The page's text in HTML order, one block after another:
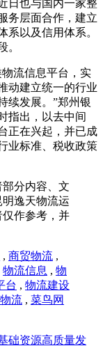
日也与国内一家整
务层面合作，建立
系以及信用体系。
。
流信息平台，实
动建立统一的行业
续发展。”郑州银
指出，以去中间
正在兴起，并已成
业标准、税收政策
分内容、文
逸天物流运
作参考，并
, 商贸物流 ,
物流信息 , 物
台 , 物流建设
流 , 菜鸟网
础资源高质量发